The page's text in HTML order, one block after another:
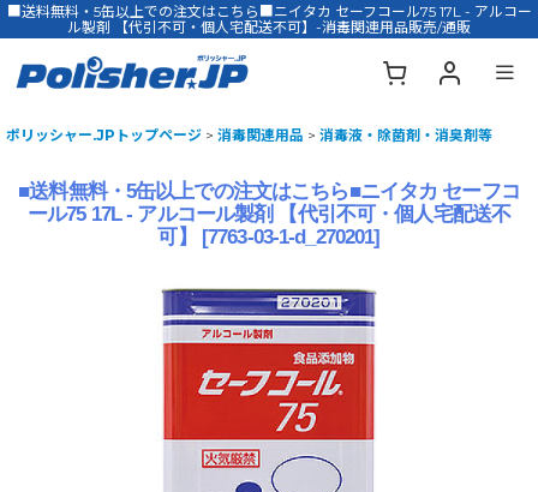
■送料無料・5缶以上での注文はこちら■ニイタカ セーフコール75 17L - アルコー
ル製剤 【代引不可・個人宅配送不可】-消毒関連用品販売/通販
ポリッシャー.JPトップページ > 消毒関連用品 > 消毒液・除菌剤・消臭剤等
■送料無料・5缶以上での注文はこちら■ニイタカ セーフコ
ール75 17L - アルコール製剤 【代引不可・個人宅配送不
可】
[7763-03-1-d_270201]